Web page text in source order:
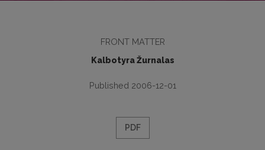
FRONT MATTER
Kalbotyra Žurnalas
Published 2006-12-01
PDF